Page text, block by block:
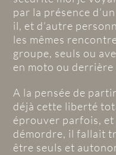
par la présence
il, et d’autre
les mêmes
groupe, seuls ou
en moto ou
A la pensée de
déjà cette liberté
éprouver parfois, et
démordre, il fallait
être seuls et